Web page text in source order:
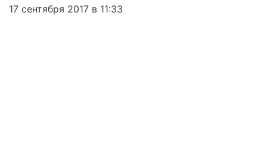
17 сентября 2017 в 11:33